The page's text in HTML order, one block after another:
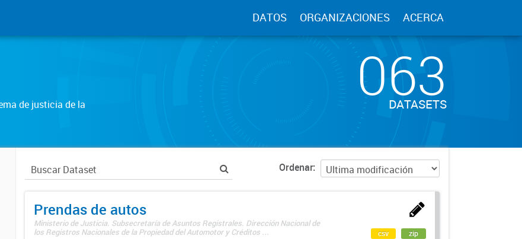
DATOS ORGANIZACIONES ACERCA
de justicia de la
063
DATASETS
Ordenar
Prendas de autos
Ministerio de Justicia. Subsecretaría de Asuntos Registrales. Dirección Nacional de
los Registros Nacionales de la Propiedad del Automotor y Créditos ...
csv zip